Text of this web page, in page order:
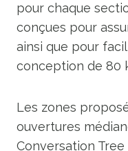
pour chaque
conçues pour
ainsi que pour
conception de 80
Les zones
ouvertures
Conversation